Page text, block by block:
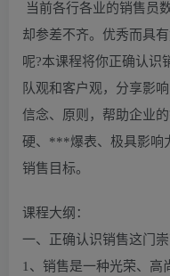
当前各行各业的销售员
却参差不齐。优秀而具
呢?本课程将你正确认识
队观和客户观，分享影
信念、原则，帮助企业
硬、***爆表、极具影响
销售目标。
课程大纲：
一、正确认识销售这门
1、销售是一种光荣、高